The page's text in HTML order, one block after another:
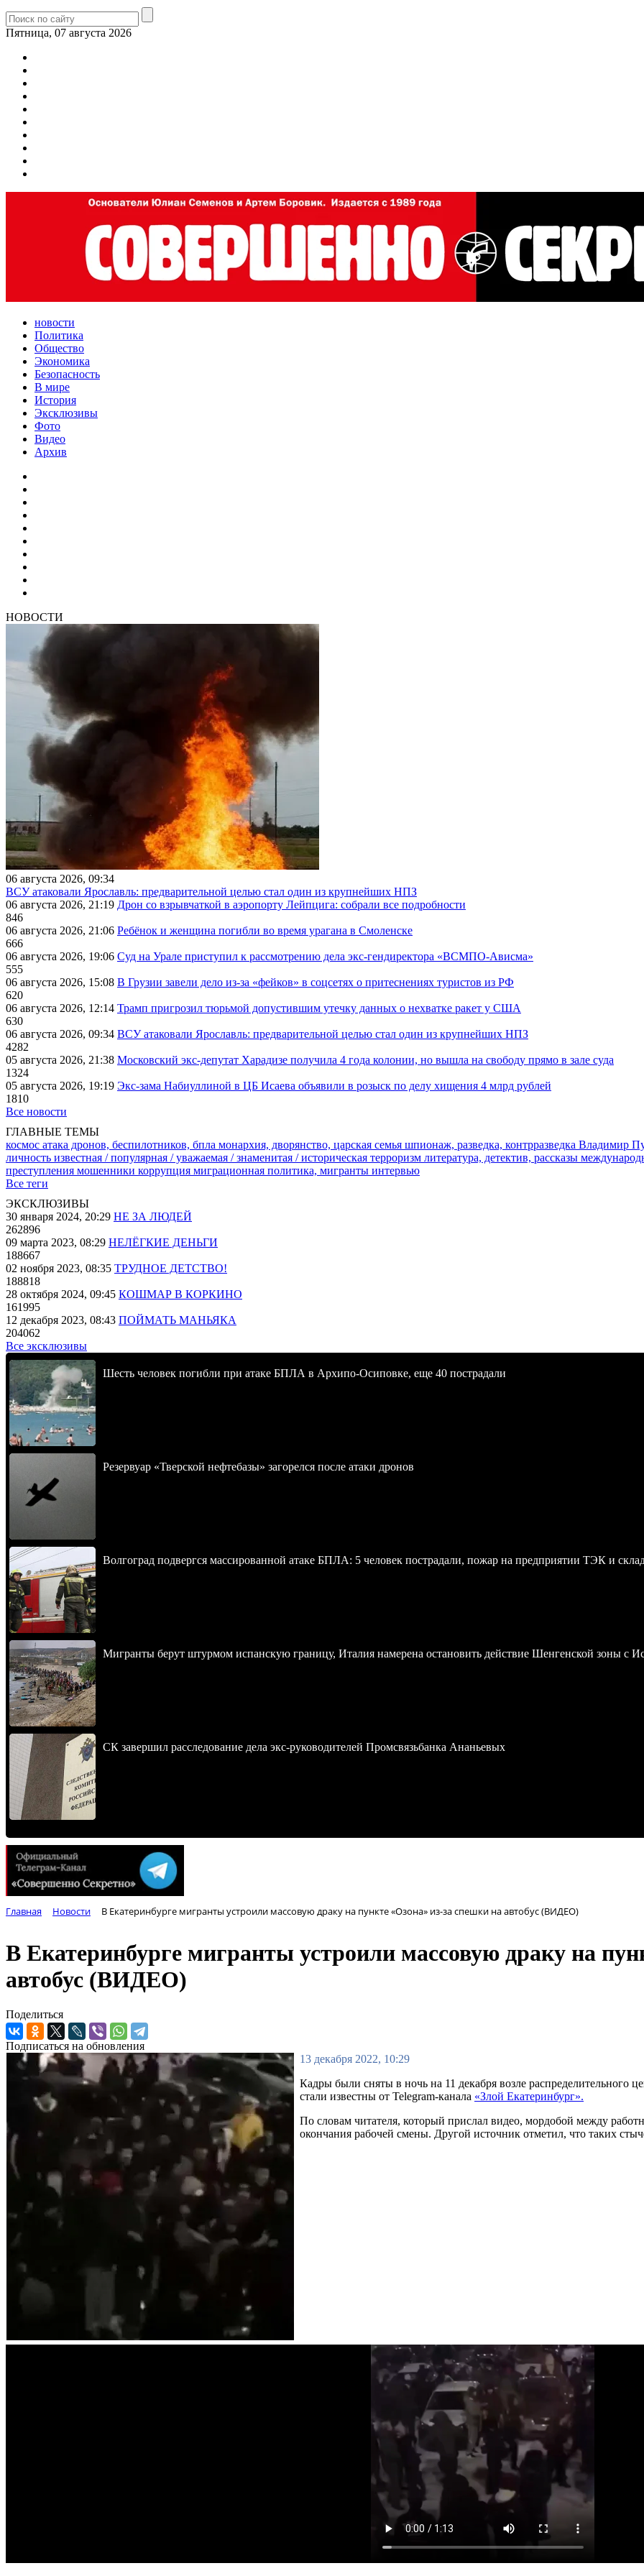
Пятница, 07 августа 2026
новости
Политика
Общество
Экономика
Безопасность
В мире
История
Эксклюзивы
Фото
Видео
Архив
НОВОСТИ
06 августа 2026, 09:34
ВСУ атаковали Ярославль: предварительной целью стал один из крупнейших НПЗ
06 августа 2026, 21:19 Дрон со взрывчаткой в аэропорту Лейпцига: собрали все подробности
846
06 августа 2026, 21:06 Ребёнок и женщина погибли во время урагана в Смоленске
666
06 августа 2026, 19:06 Суд на Урале приступил к рассмотрению дела экс-гендиректора «ВСМПО-Ависма»
555
06 августа 2026, 15:08 В Грузии завели дело из-за «фейков» в соцсетях о притеснениях туристов из РФ
620
06 августа 2026, 12:14 Трамп пригрозил тюрьмой допустившим утечку данных о нехватке ракет у США
630
06 августа 2026, 09:34 ВСУ атаковали Ярославль: предварительной целью стал один из крупнейших НПЗ
4282
05 августа 2026, 21:38 Московский экс-депутат Харадизе получила 4 года колонии, но вышла на свободу прямо в зале суда
1324
05 августа 2026, 19:19 Экс-зама Набиуллиной в ЦБ Исаева объявили в розыск по делу хищения 4 млрд рублей
1810
Все новости
ГЛАВНЫЕ ТЕМЫ
космос атака дронов, беспилотников, бпла монархия, дворянство, царская семья шпионаж, разведка, контрразведка Владимир
личность известная / популярная / уважаемая / знаменитая / историческая терроризм литература, детектив, рассказы
преступления мошенники коррупция миграционная политика, мигранты интервью
Все теги
ЭКСКЛЮЗИВЫ
30 января 2024, 20:29 НЕ ЗА ЛЮДЕЙ
262896
09 марта 2023, 08:29 НЕЛЁГКИЕ ДЕНЬГИ
188667
02 ноября 2023, 08:35 ТРУДНОЕ ДЕТСТВО!
188818
28 октября 2024, 09:45 КОШМАР В КОРКИНО
161995
12 декабря 2023, 08:43 ПОЙМАТЬ МАНЬЯКА
204062
Все эксклюзивы
Шесть человек погибли при атаке БПЛА в Архипо-Осиповке, еще 40 пострадали
Резервуар «Тверской нефтебазы» загорелся после атаки дронов
Волгоград подвергся массированной атаке БПЛА: 5 человек пострадали, пожар на предприятии ТЭК и
Мигранты берут штурмом испанскую границу, Италия намерена остановить действие Шенгенской зоны с
СК завершил расследование дела экс-руководителей Промсвязьбанка Ананьевых
Главная Новости В Екатеринбурге мигранты устроили массовую драку на пункте «Озона» из-за спешки на автобус (ВИДЕО)
В Екатеринбурге мигранты устроили массовую драку на
автобус (ВИДЕО)
Поделиться
Подписаться на обновления
13 декабря 2022, 10:29
Кадры были сняты в ночь на 11 декабря возле распределительного
стали известны от Telegram-канала «Злой Екатеринбург».
По словам читателя, который прислал видео, мордобой между
окончания рабочей смены. Другой источник отметил, что таких